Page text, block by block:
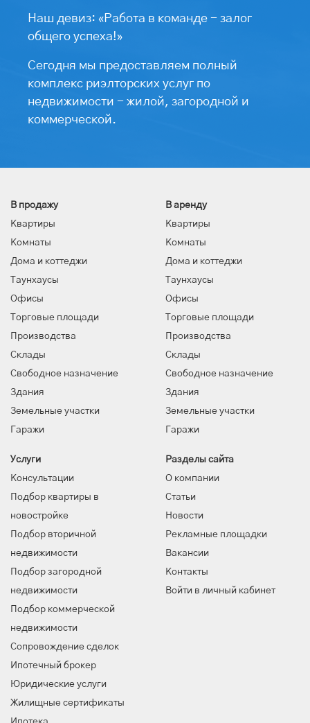
Наш девиз: «Работа в команде - залог
общего успеха!»
Сегодня мы предоставляем полный
комплекс риэлторских услуг по
недвижимости - жилой, загородной и
коммерческой.
В продажу
Квартиры
Комнаты
Дома и коттеджи
Таунхаусы
Офисы
Торговые площади
Производства
Склады
Свободное назначение
Здания
Земельные участки
Гаражи
В аренду
Квартиры
Комнаты
Дома и коттеджи
Таунхаусы
Офисы
Торговые площади
Производства
Склады
Свободное назначение
Здания
Земельные участки
Гаражи
Услуги
Консультации
Подбор квартиры в
новостройке
Подбор вторичной
недвижимости
Подбор загородной
недвижимости
Подбор коммерческой
недвижимости
Сопровождение сделок
Ипотечный брокер
Юридические услуги
Жилищные сертификаты
Разделы сайта
О компании
Статьи
Новости
Рекламные площадки
Вакансии
Контакты
Войти в личный кабинет